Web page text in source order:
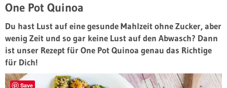
One Pot Quinoa
Du hast Lust auf eine gesunde Mahlzeit ohne Zucker, aber
wenig Zeit und so gar keine Lust auf den Abwasch? Dann
ist unser Rezept für One Pot Quinoa genau das Richtige
für Dich!
Save